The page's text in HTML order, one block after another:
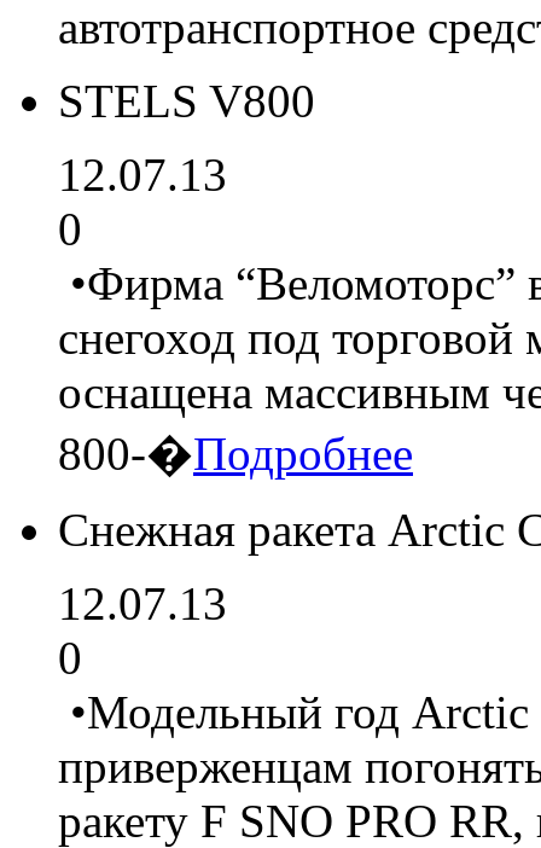
автотранспортное
STELS V800
12.07.13
0
•Фирма
снегоход под
оснащена массивным
800-�Подробнее
Снежная ракета Arctic
12.07.13
0
•Модельный год Arctic
приверженцам
ракету F SNO PRO